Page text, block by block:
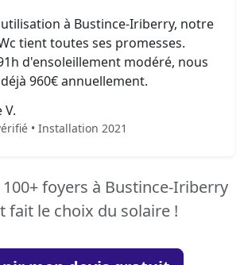
à Bustince-Iriberry, notre
tient toutes ses promesses.
d'ensoleillement modéré, nous
960€ annuellement.
V.
• Installation 2021
100+ foyers à Bustince-Iriberry
fait le choix du solaire !